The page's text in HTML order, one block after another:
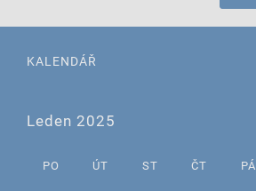
KALENDÁŘ
Leden 2025
PO ÚT ST ČT PÁ